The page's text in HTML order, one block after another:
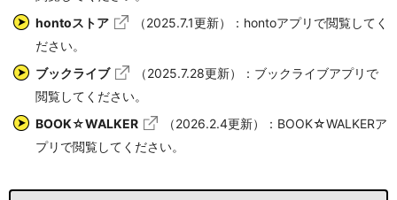
hontoストア
（2025.7.1更新）：hontoアプリで閲覧してく
ださい。
ブックライブ
（2025.7.28更新）：ブックライブアプリで
閲覧してください。
BOOK☆WALKER
（2026.2.4更新）：BOOK☆WALKERア
プリで閲覧してください。